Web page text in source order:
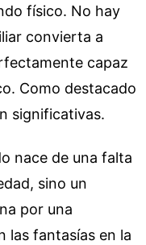
físico. No hay
convierta a
capaz
Como destacado
significativas.
nace de una falta
sino un
por una
las fantasías en la